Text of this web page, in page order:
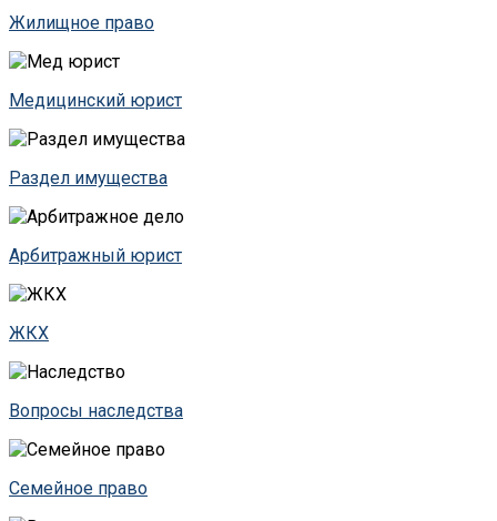
Жилищное право
Медицинский юрист
Раздел имущества
Арбитражный юрист
ЖКХ
Вопросы наследства
Семейное право